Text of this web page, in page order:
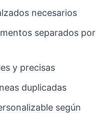
necesarios
separados por
y precisas
duplicadas
según